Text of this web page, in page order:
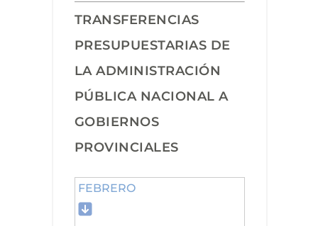
TRANSFERENCIAS
PRESUPUESTARIAS DE
LA ADMINISTRACIÓN
PÚBLICA NACIONAL A
GOBIERNOS
PROVINCIALES
FEBRERO